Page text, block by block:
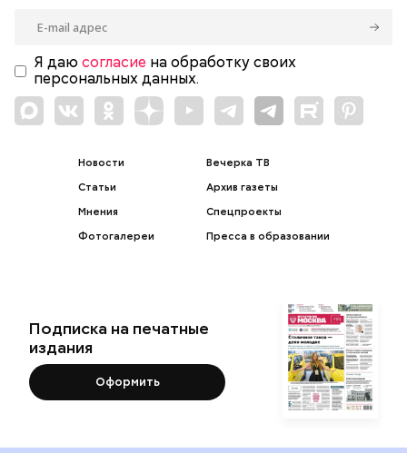
Я даю согласие на обработку своих
персональных данных.
Новости
Статьи
Мнения
Фотогалереи
Вечерка ТВ
Архив газеты
Спецпроекты
Пресса в образовании
Подписка на печатные
издания
Оформить